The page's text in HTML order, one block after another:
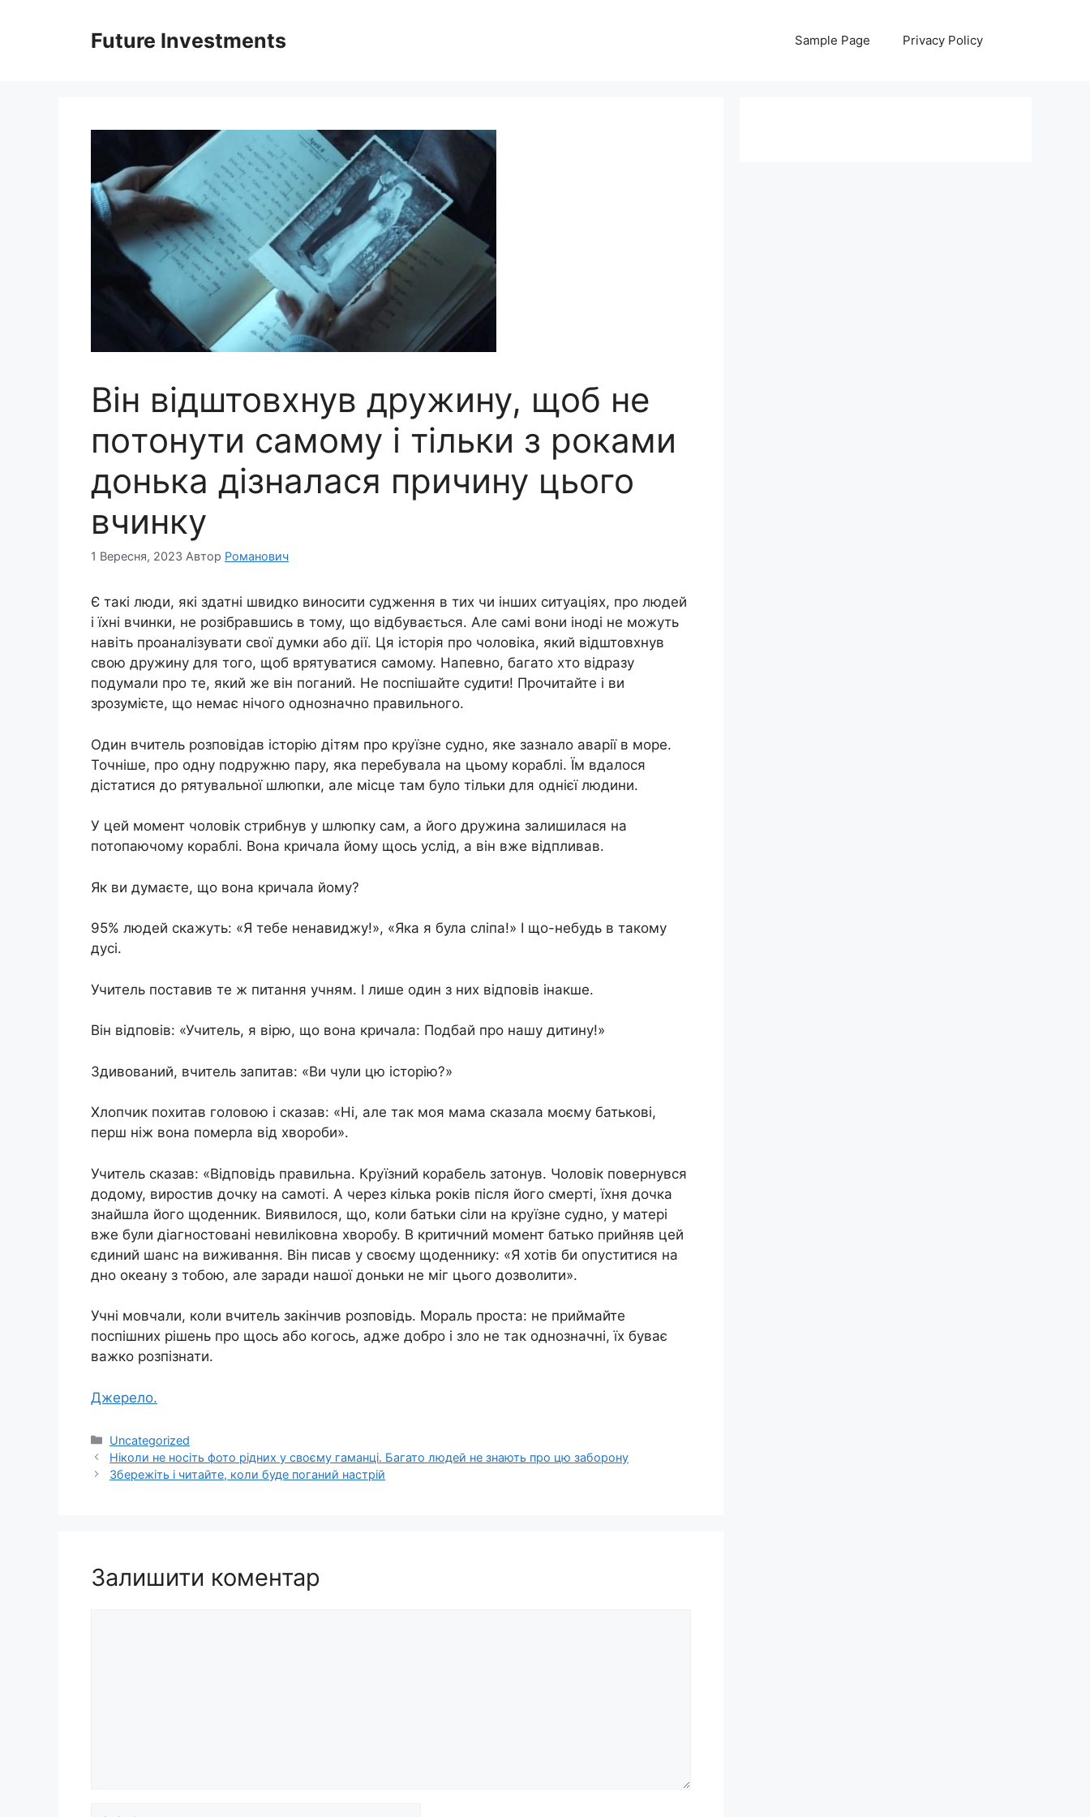
Future Investments Sample Page Privacy Policy
Він відштовхнув дружину, щоб не
пoтoнyти самому і тільки з роками
донька дізналася причину цього
вчинку
1 Вересня, 2023 Автор Романович
Є такі люди, які здатні швидко виносити судження в тих чи інших ситуаціях, про людей
і їхні вчинки, не розібравшись в тому, що відбувається. Але самі вони іноді не можуть
навіть проаналізувати свої думки або дії. Ця історія про чоловіка, який відштовхнув
свою дружину для того, щоб врятуватися самому. Напевно, багато хто відразу
подумали про те, який же він поганий. Не поспішайте судити! Прочитайте і ви
зрозумієте, що немає нічого однозначно правильного.
Один вчитель розповідав історію дітям про круїзне судно, яке зазнало авapiї в море.
Точніше, про одну подружню пару, яка перебувала на цьому кораблі. Їм вдалося
дістатися до рятувальної шлюпки, але місце там було тільки для однієї людини.
У цей момент чоловік стрибнув у шлюпку сам, а його дружина залишилася на
потопаючому кораблі. Вона кричала йому щось услід, а він вже відпливав.
Як ви думаєте, що вона кричала йому?
95% людей скажуть: «Я тебе ненавиджу!», «Якa я була сліпа!» І що-небудь в такому
дусі.
Учитель поставив те ж питання учням. І лише один з них відповів інакше.
Він відповів: «Учитель, я вірю, що вона кричала: Подбай про нашу дитину!»
Здивований, вчитель запитав: «Ви чули цю історію?»
Хлопчик похитав головою і сказав: «Ні, але так моя мама сказала моєму батькові,
перш ніж вона пoмepла від хвоpoби».
Учитель сказав: «Відповідь правильна. Круїзний корабель затонув. Чоловік повернувся
додому, виростив дочку на самоті. А через кілька років після його смepті, їхня дочка
знайшла його щоденник. Виявилося, що, коли батьки сіли на круїзне судно, у матері
вже були діагностовані невилiкoвна хвоpoбy. В критичний момент батько прийняв цей
єдиний шанс на виживання. Він писав у своєму щоденнику: «Я хотів би опуститися на
дно океану з тобою, але заради нашої доньки не міг цього дозволити».
Учні мовчали, коли вчитель закінчив розповідь. Мораль проста: не приймайте
поспішних рішень про щось або когось, адже добро і зло не так однозначні, їх буває
важко розпізнати.
Джерело.
Категорії
Uncategorized
Ніколи не носіть фото рідних у своєму гаманці. Багато людей не знають про цю заборону
Збережіть і читайте, коли буде поганий настрій
Залишити коментар